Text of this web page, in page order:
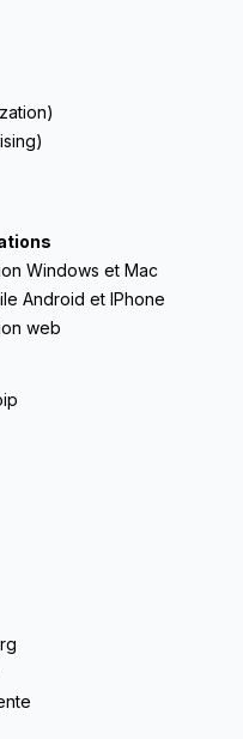
Windows et Mac
Android et IPhone
web